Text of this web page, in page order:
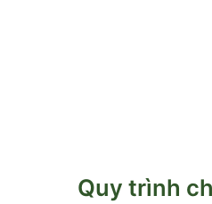
Quy trình